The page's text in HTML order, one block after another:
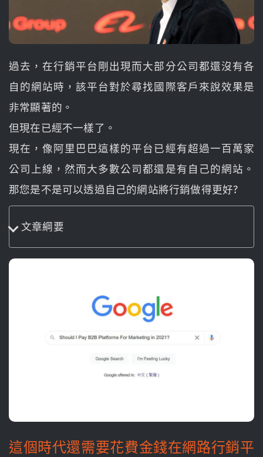
過去，在行銷平台剛出現而大部分公司都還沒有各
自的網站時，該平台對於尋找國際客戶來說效果是
非常顯著的。
但現在已經不一樣了。
現在，像阿里巴巴這樣的平台已經有超過一百萬家
公司上線，然而大多數公司都還是有自己的網站。
那您是不是可以透過自己的網站將行銷做得更好?
文章綱要
這個時代還需要花費金錢在網路行銷平